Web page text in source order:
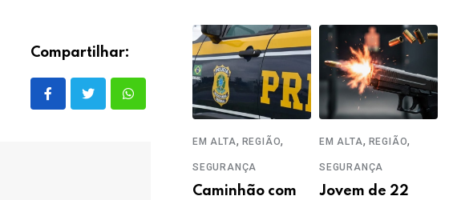
Compartilhar:
EM ALTA, REGIÃO,
SEGURANÇA
Caminhão com
EM ALTA, REGIÃO,
SEGURANÇA
Jovem de 22